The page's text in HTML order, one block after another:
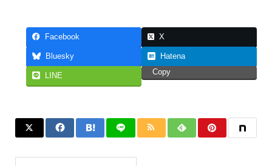
Facebook X
Bluesky Hatena
LINE Copy